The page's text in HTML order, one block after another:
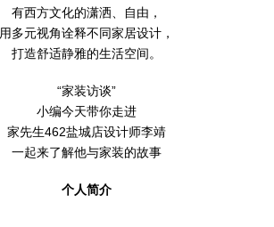
西方文化的潇洒、自由，
元视角诠释不同家居设计，
造舒适静雅的生活空间。
“家装访谈”
小编今天带你走进
先生462盐城店设计师李靖
起来了解他与家装的故事
个人简介